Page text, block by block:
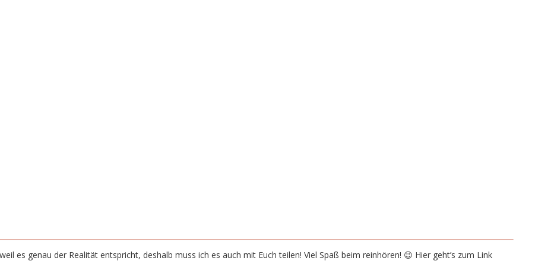
es genau der Realität entspricht, deshalb muss ich es auch mit Euch teilen! Viel Spaß beim reinhören! 😉 Hier geht’s zum Link